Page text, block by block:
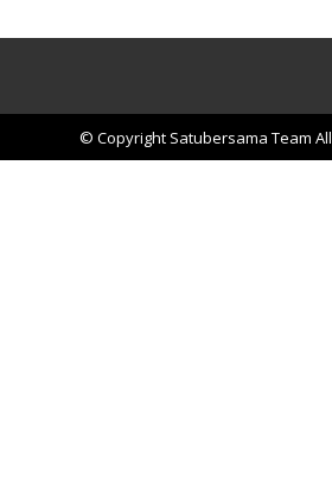
© Copyright Satubersama Team